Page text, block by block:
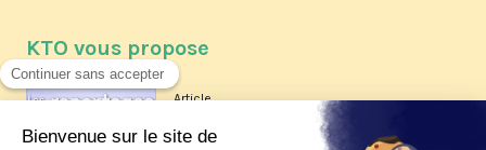
KTO vous propose
Article
Les reportages d'été 2026 de KTO